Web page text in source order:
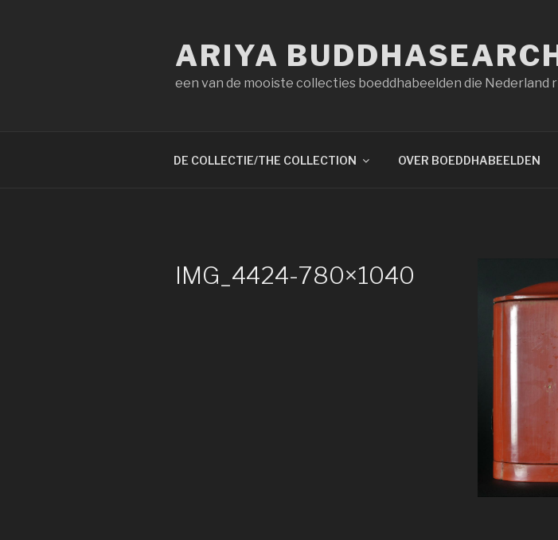
ARIYA
een van de mooiste collecties boeddhabeelden die Nederland
DE COLLECTIE/THE COLLECTION OVER BOEDDHABEELDEN
IMG_4424-780×1040